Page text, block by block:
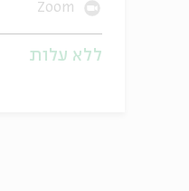
Zoom
ללא עלות